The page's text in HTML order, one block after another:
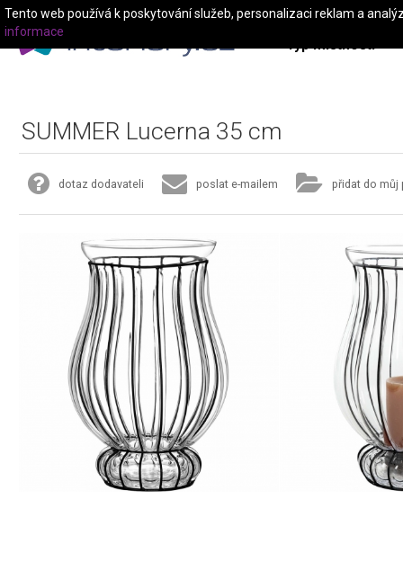
Typ místnosti
SUMMER Lucerna 35 cm
dotaz dodavateli poslat e-mailem přidat do můj
Tento web používá k poskytování služeb, personalizaci reklam a
informace